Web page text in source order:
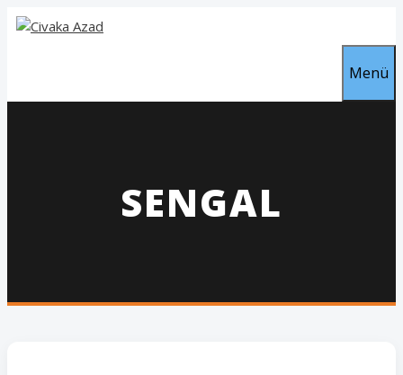
Zum
Inhalt
Menü
SENGAL